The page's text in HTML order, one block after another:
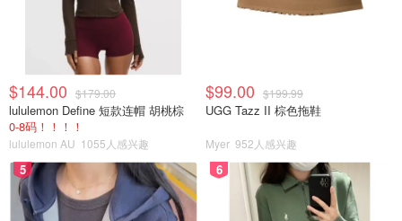
$144.00 $179.00
lululemon Define 短款连帽 胡桃棕
0-8码！！！！
lululemon AU 1055人感兴趣
$99.00 $199.99
UGG Tazz II 棕色拖鞋
Myer 952人感兴趣
5 6